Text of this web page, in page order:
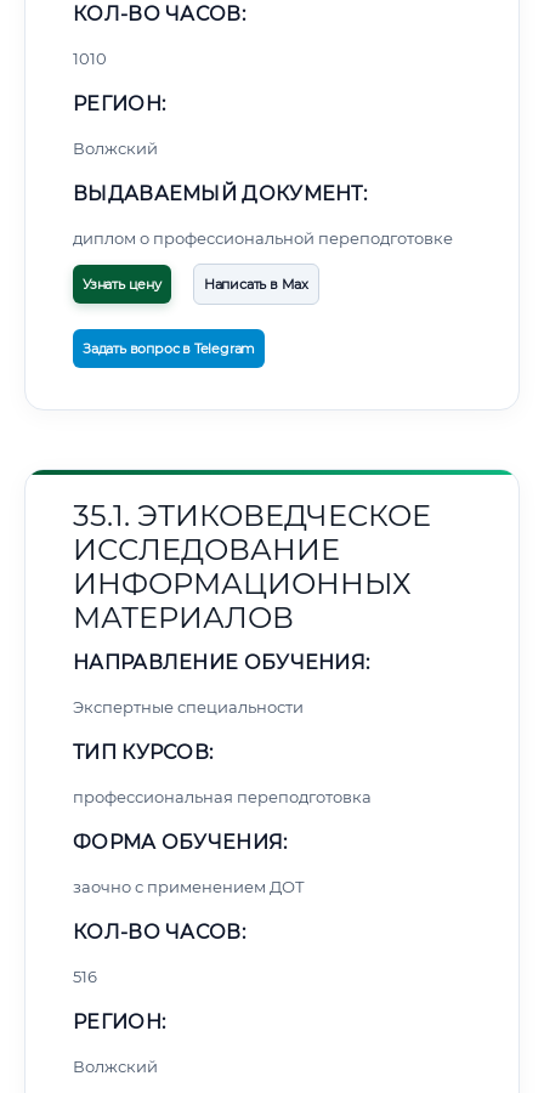
КОЛ-ВО ЧАСОВ:
1010
РЕГИОН:
Волжский
ВЫДАВАЕМЫЙ ДОКУМЕНТ:
диплом о профессиональной переподготовке
Узнать цену Написать в Max
Задать вопрос в Telegram
35.1. ЭТИКОВЕДЧЕСКОЕ
ИССЛЕДОВАНИЕ
ИНФОРМАЦИОННЫХ
МАТЕРИАЛОВ
НАПРАВЛЕНИЕ ОБУЧЕНИЯ:
Экспертные специальности
ТИП КУРСОВ:
профессиональная переподготовка
ФОРМА ОБУЧЕНИЯ:
заочно с применением ДОТ
КОЛ-ВО ЧАСОВ:
516
РЕГИОН:
Волжский